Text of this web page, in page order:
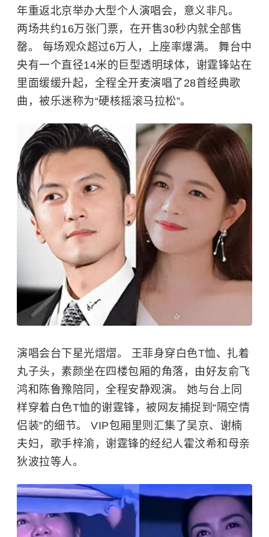
年重返北京举办大型个人演唱会，意义非凡。
两场共约16万张门票，在开售30秒内就全部售
罄。 每场观众超过6万人，上座率爆满。 舞台中
央有一个直径14米的巨型透明球体， 谢霆锋站在
里面缓缓升起，全程全开麦演唱了28首经典歌
曲，被乐迷称为“硬核摇滚马拉松”。
演唱会台下星光熠熠。 王菲身穿白色T恤、扎着
丸子头，素颜坐在四楼包厢的角落，由好友俞飞
鸿和陈鲁豫陪同，全程安静观演。 她与台上同
样穿着白色T恤的谢霆锋，被网友捕捉到“隔空情
侣装”的细节。 VIP包厢里则汇集了吴京、谢楠
夫妇，歌手梓渝，谢霆锋的经纪人霍汶希和母亲
狄波拉等人。